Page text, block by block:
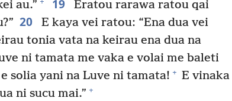
au.”
19
Eratou rarawa ratou qai
20
E kaya vei ratou: “Ena dua vei
tonia vata na keirau ena dua na
ni tamata me vaka e volai me baleti
solia yani na Luve ni tamata! + E vinaka
ni sucu mai.” +